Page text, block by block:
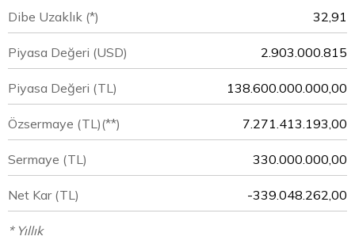
Dibe Uzaklık (*) 32,91
Piyasa Değeri (USD) 2.903.000.815
Piyasa Değeri (TL) 138.600.000.000,00
Özsermaye (TL)(**) 7.271.413.193,00
Sermaye (TL) 330.000.000,00
Net Kar (TL) -339.048.262,00
* Yıllık